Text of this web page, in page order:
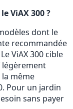
ViAX 300 ?
dont le
recommandée
ViAX 300 cible
légèrement
même
Pour un jardin
sans payer